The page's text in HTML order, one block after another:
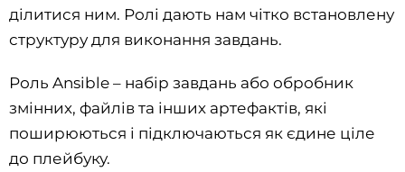
ділитися ним. Ролі дають нам чітко встановлену
структуру для виконання завдань.
Роль Ansible – набір завдань або обробник
змінних, файлів та інших артефактів, які
поширюються і підключаються як єдине ціле
до плейбуку.